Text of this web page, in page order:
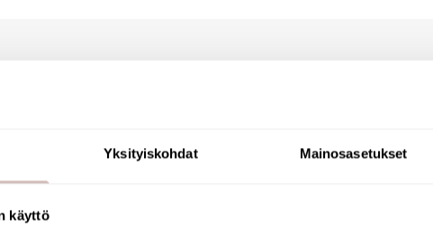
Yksityiskohdat Mainosasetukset
käyttö
TEMPOMIX-altaan
malli